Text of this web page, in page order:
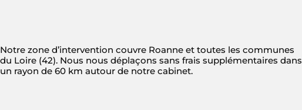
Notre zone d’intervention couvre Roanne et toutes les communes
du Loire (42). Nous nous déplaçons sans frais supplémentaires dans
un rayon de 60 km autour de notre cabinet.